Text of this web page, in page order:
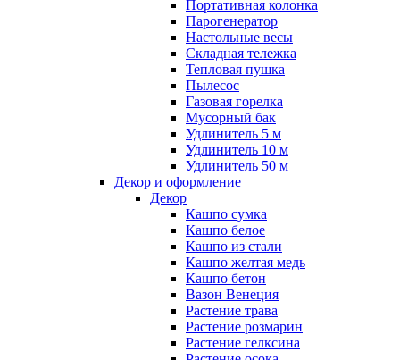
Портативная колонка
Парогенератор
Настольные весы
Складная тележка
Тепловая пушка
Пылесос
Газовая горелка
Мусорный бак
Удлинитель 5 м
Удлинитель 10 м
Удлинитель 50 м
Декор и оформление
Декор
Кашпо сумка
Кашпо белое
Кашпо из стали
Кашпо желтая медь
Кашпо бетон
Вазон Венеция
Растение трава
Растение розмарин
Растение гелксина